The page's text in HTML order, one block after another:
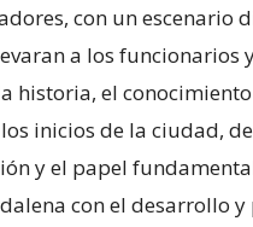
con un escenario
a los funcionarios
historia, el
inicios de la ciudad,
y el papel
con el desarrollo y